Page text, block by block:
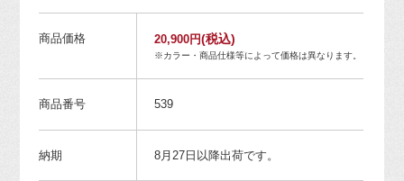
商品価格 20,900円(税込)
※カラー・商品仕様等によって価格は異なります。
商品番号 539
納期 8月27日以降出荷です。